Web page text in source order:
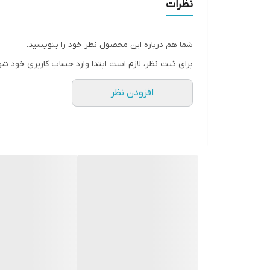
نظرات
شما هم درباره این محصول نظر خود را بنویسید.
برای ثبت نظر، لازم است ابتدا وارد حساب کاربری خود
افزودن نظر